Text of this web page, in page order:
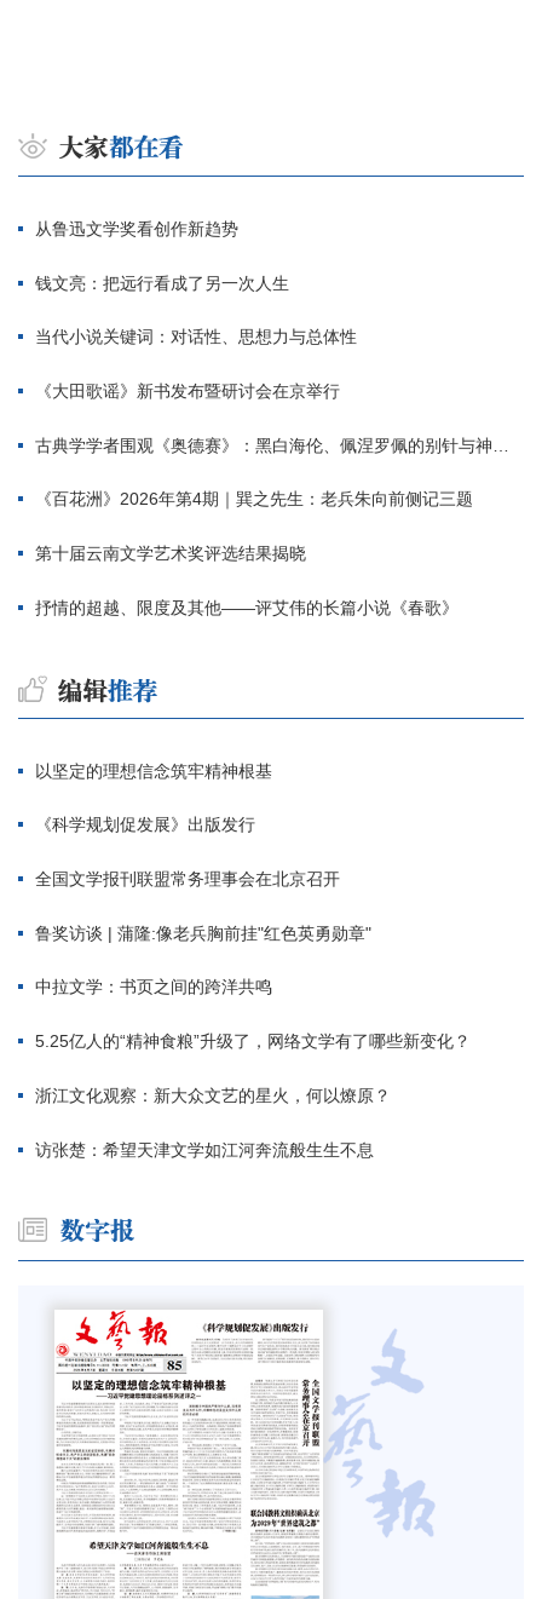
从鲁迅文学奖看创作新趋势
钱文亮：把远行看成了另一次人生
当代小说关键词：对话性、思想力与总体性
《大田歌谣》新书发布暨研讨会在京举行
古典学学者围观《奥德赛》：黑白海伦、佩涅罗佩的别针与神秘入侵者
《百花洲》2026年第4期｜巽之先生：老兵朱向前侧记三题
第十届云南文学艺术奖评选结果揭晓
抒情的超越、限度及其他——评艾伟的长篇小说《春歌》
以坚定的理想信念筑牢精神根基
《科学规划促发展》出版发行
全国文学报刊联盟常务理事会在北京召开
鲁奖访谈 | 蒲隆:像老兵胸前挂"红色英勇勋章"
中拉文学：书页之间的跨洋共鸣
5.25亿人的“精神食粮”升级了，网络文学有了哪些新变化？
浙江文化观察：新大众文艺的星火，何以燎原？
访张楚：希望天津文学如江河奔流般生生不息